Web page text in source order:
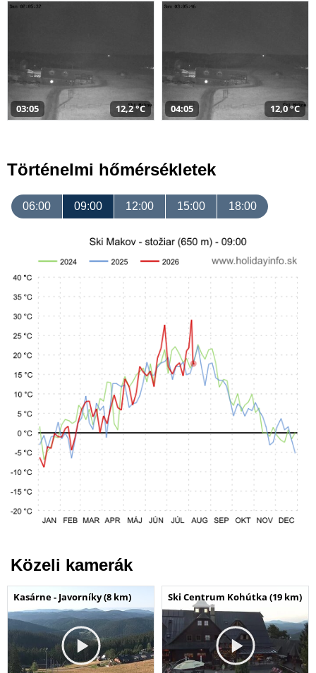
03:05 12,2 °C 04:05 12,0 °C
Történelmi hőmérsékletek
06:00 09:00 12:00 15:00 18:00
Közeli kamerák
Kasárne - Javorníky (8 km) Ski Centrum Kohútka (19 km)